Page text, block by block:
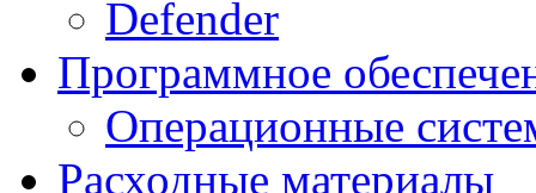
Defender
Программное
Операционные
Расходные материалы